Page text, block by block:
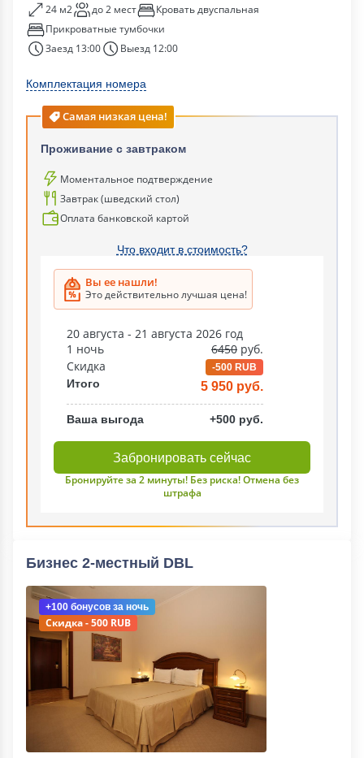
24 м2 до 2 мест
Кровать двуспальная
Прикроватные тумбочки
Заезд 13:00
Выезд 12:00
Комплектация номера
Самая низкая цена!
Проживание с завтраком
Моментальное подтверждение
Завтрак (шведский стол)
Оплата банковской картой
Что входит в стоимость?
Вы ее нашли!
Это действительно лучшая цена!
20 августа - 21 августа 2026 год
1 ночь
6450 руб.
Скидка
-500 RUB
Итого 5 950 руб.
Ваша выгода +500 руб.
Забронировать сейчас
Бронируйте за 2 минуты! Без риска! Отмена без
штрафа
Бизнес 2-местный DBL
+100 бонусов за ночь
Скидка - 500 RUB